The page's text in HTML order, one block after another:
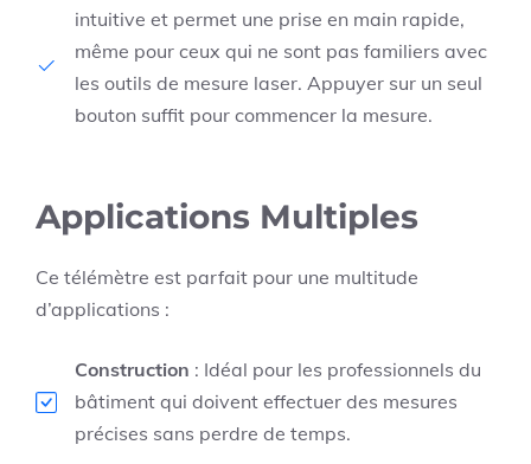
intuitive et permet une prise en main rapide,
même pour ceux qui ne sont pas familiers avec
les outils de mesure laser. Appuyer sur un seul
bouton suffit pour commencer la mesure.
Applications Multiples
Ce télémètre est parfait pour une multitude
d’applications :
Construction : Idéal pour les professionnels du
bâtiment qui doivent effectuer des mesures
précises sans perdre de temps.